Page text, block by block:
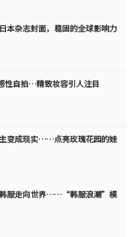
本杂志封面，稳固的全球影响力
性自拍…精致妆容引人注目
变成现实……点亮玫瑰花园的娃
韩服走向世界……“韩服浪潮”模